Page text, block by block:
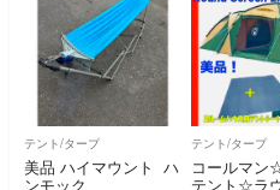
テント/タープ
美品 ハイマウント ハ
ンモック
テント/タープ
コールマン
テント☆ラ